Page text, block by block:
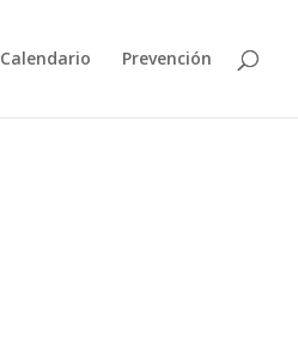
Calendario Prevención